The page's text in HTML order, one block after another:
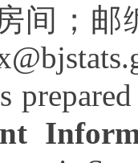
间；邮